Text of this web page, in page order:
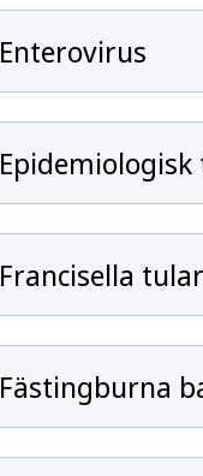
Enterovirus
Francisella
Fästingburna